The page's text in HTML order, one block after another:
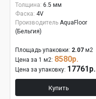
Толщина: 6.5 мм
Фаска: 4V
Производитель AquaFloor
(Бельгия)
Площадь упаковки: 2.07 м2
Цена за 1 м2: 8580р.
Цена за упаковку: 17761р.
Купить